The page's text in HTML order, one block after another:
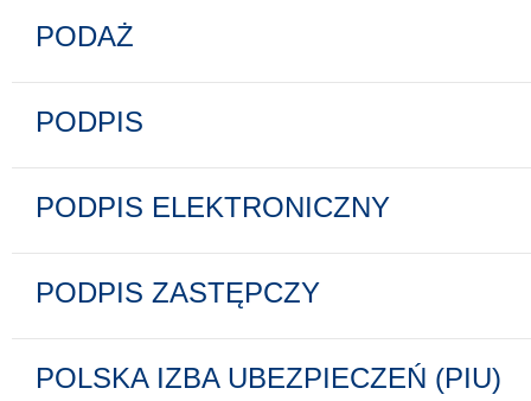
PODAŻ
PODPIS
PODPIS ELEKTRONICZNY
PODPIS ZASTĘPCZY
POLSKA IZBA UBEZPIECZEŃ (PIU)